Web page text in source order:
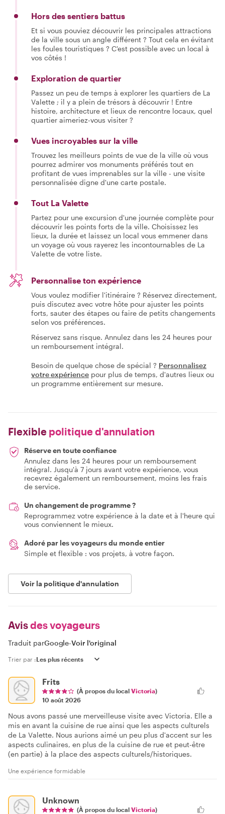
Hors des sentiers battus
Et si vous pouviez découvrir les principales attractions
de la ville sous un angle différent ? Tout cela en évitant
les foules touristiques ? C'est possible avec un local à
vos côtés !
Exploration de quartier
Passez un peu de temps à explorer les quartiers de La
Valette ; il y a plein de trésors à découvrir ! Entre
histoire, architecture et lieux de rencontre locaux, quel
quartier aimeriez-vous visiter ?
Vues incroyables sur la ville
Trouvez les meilleurs points de vue de la ville où vous
pourrez admirer vos monuments préférés tout en
profitant de vues imprenables sur la ville - une visite
personnalisée digne d'une carte postale.
Tout La Valette
Partez pour une excursion d'une journée complète pour
découvrir les points forts de la ville. Choisissez les
lieux, la durée et laissez un local vous emmener dans
un voyage où vous rayerez les incontournables de La
Valette de votre liste.
Personnalise ton expérience
Vous voulez modifier l'itinéraire ? Réservez directement,
puis discutez avec votre hôte pour ajuster les points
forts, sauter des étapes ou faire de petits changements
selon vos préférences.
Réservez sans risque. Annulez dans les 24 heures pour
un remboursement intégral.
Besoin de quelque chose de spécial ? Personnalisez
votre expérience pour plus de temps, d'autres lieux ou
un programme entièrement sur mesure.
Flexible politique d'annulation
Réserve en toute confiance
Annulez dans les 24 heures pour un remboursement
intégral. Jusqu'à 7 jours avant votre expérience, vous
recevrez également un remboursement, moins les frais
de service.
Un changement de programme ?
Reprogrammez votre expérience à la date et à l'heure qui
vous conviennent le mieux.
Adoré par les voyageurs du monde entier
Simple et flexible : vos projets, à votre façon.
Voir la politique d'annulation
Avisdes voyageurs
Traduit parGoogle-Voir l'original
Trier par :
Frits
(À propos du local Victoria)
10 août 2026
Nous avons passé une merveilleuse visite avec Victoria. Elle a
mis en avant la cuisine de rue ainsi que les aspects culturels
de La Valette. Nous aurions aimé un peu plus d'accent sur les
aspects culinaires, en plus de la cuisine de rue et peut-être
(en partie) à la place des aspects culturels/historiques.
Une expérience formidable
Unknown
(À propos du local Victoria)